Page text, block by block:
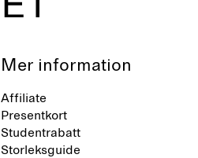
Mer information
Affiliate
Presentkort
Studentrabatt
Storleksguide